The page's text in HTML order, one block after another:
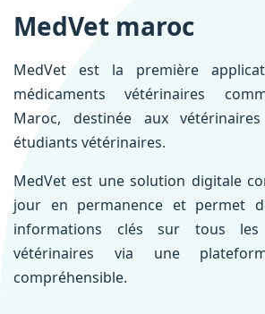
MedVet maroc
MedVet est la première
médicaments vétérinaires
Maroc, destinée aux
étudiants vétérinaires.
MedVet est une solution digitale
jour en permanence et permet
informations clés sur tous les
vétérinaires via une
compréhensible.